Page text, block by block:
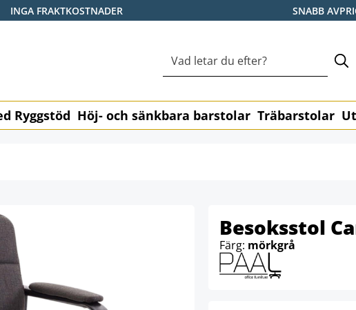
INGA FRAKTKOSTNADER SNABB
Ryggstöd Höj- och sänkbara barstolar Träbarstolar
Besoksstol
Färg: mörkgrå